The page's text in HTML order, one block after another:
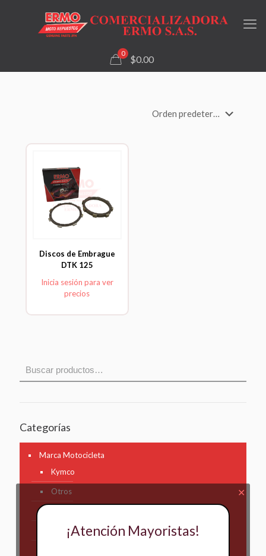
0
$0.00
Discos de Embrague
DTK 125
Inicia sesión para ver
precios
Categorías
Marca Motocicleta
Kymco
Otros ✕
¡Atención Mayoristas!